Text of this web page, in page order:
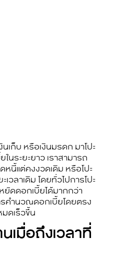
นเก็บ หรือเงินมรดก มาโปะ
นระยะยาว เราสามารถ
หนี้แต่คงงวดเดิม หรือโปะ
วลาเดิม โดยทั่วไปการโปะ
ดดอกเบี้ยได้มากกว่า
รคำนวณดอกเบี้ยโดยตรง
ดเร็วขึ้น
เมื่อถึงเวลาที่